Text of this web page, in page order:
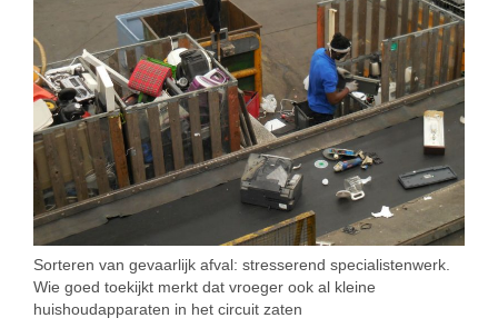
Sorteren van gevaarlijk afval: stresserend specialistenwerk.
Wie goed toekijkt merkt dat vroeger ook al kleine
huishoudapparaten in het circuit zaten